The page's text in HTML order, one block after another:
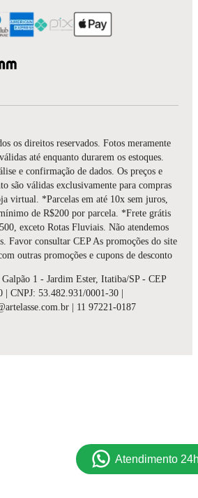
os direitos reservados. Fotos meramente
até enquanto durarem os estoques.
e confirmação de dados. Os preços e
são válidas exclusivamente para compras
virtual. *Parcelas em até 10x sem juros,
de R$200 por parcela. *Frete grátis
exceto Rotas Fluviais. Não atendemos
Favor consultar CEP As promoções do site
outras promoções e cupons de desconto
Galpão 1 - Jardim Ester, Itatiba/SP - CEP
| CNPJ: 53.482.931/0001-30 |
| 11 97221-0187
Atendimento